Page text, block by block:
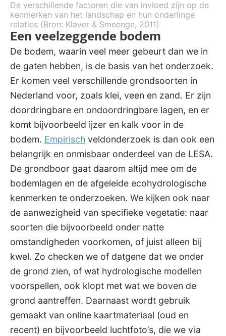
De verschillende factoren die van invloed zijn op de
kenmerken van het landschap en hun onderlinge
relaties (Bron: Klaver & Smeenge, 2011)
Een veelzeggende bodem
De bodem, waarin veel meer gebeurt dan we in
de gaten hebben, is de basis van het onderzoek.
Er komen veel verschillende grondsoorten in
Nederland voor, zoals klei, veen en zand. Er zijn
doordringbare en ondoordringbare lagen, en er
komt bijvoorbeeld ijzer en kalk voor in de
bodem. Empirisch veldonderzoek is dan ook een
belangrijk en onmisbaar onderdeel van de LESA.
De grondboor gaat daarom altijd mee om de
bodemlagen en de afgeleide ecohydrologische
kenmerken te onderzoeken. We kijken ook naar
de aanwezigheid van specifieke vegetatie: naar
soorten die bijvoorbeeld onder natte
omstandigheden voorkomen, of juist alleen bij
kwel. Zo checken we of datgene dat we onder
de grond zien, of wat hydrologische modellen
voorspellen, ook klopt met wat we boven de
grond aantreffen. Daarnaast wordt gebruik
gemaakt van online kaartmateriaal (oud en
recent) en bijvoorbeeld luchtfoto’s, die we via